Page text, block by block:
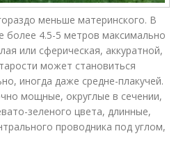
меньше материнского. В
более 4.5-5 метров максимально
или сферическая, аккуратной,
может становиться
иногда даже средне-плакучей.
мощные, округлые в сечении,
зеленого цвета, длинные,
проводника под углом,